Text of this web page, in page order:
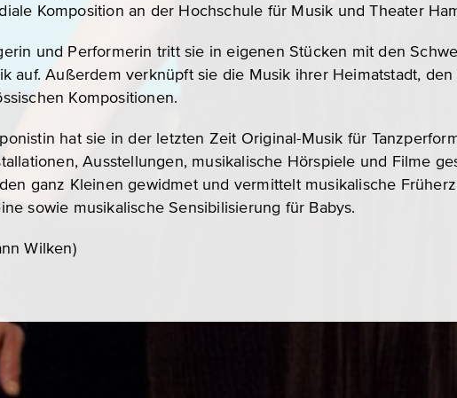
Komposition an der Hochschule für Musik und Theater
und Performerin tritt sie in eigenen Stücken mit den
auf. Außerdem verknüpft sie die Musik ihrer Heimatstadt, den
Kompositionen.
hat sie in der letzten Zeit Original-Musik für
Ausstellungen, musikalische Hörspiele und Filme
ganz Kleinen gewidmet und vermittelt musikalische
sowie musikalische Sensibilisierung für Babys.
Wilken)